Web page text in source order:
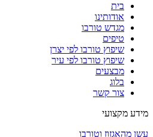
בית
אודותינו
מגדש טורבו
טיפים
שיפוץ טורבו לפי יצרן
שיפוץ טורבו לפי עיר
מבצעים
בלוג
צור קשר
מידע מקצועי
עשן מהאגזוז וטורבו